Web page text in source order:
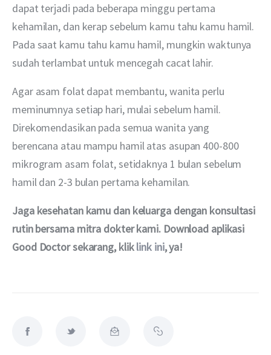
dapat terjadi pada beberapa minggu pertama
kehamilan, dan kerap sebelum kamu tahu kamu hamil.
Pada saat kamu tahu kamu hamil, mungkin waktunya
sudah terlambat untuk mencegah cacat lahir.
Agar asam folat dapat membantu, wanita perlu
meminumnya setiap hari, mulai sebelum hamil.
Direkomendasikan pada semua wanita yang
berencana atau mampu hamil atas asupan 400-800
mikrogram asam folat, setidaknya 1 bulan sebelum
hamil dan 2-3 bulan pertama kehamilan.
Jaga kesehatan kamu dan keluarga dengan konsultasi
rutin bersama mitra dokter kami. Download aplikasi
Good Doctor sekarang, klik link ini, ya!